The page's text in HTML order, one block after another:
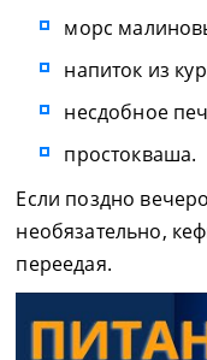
морс
напиток из
несдобное
простокваша.
Если поздно
необязательно,
переедая.